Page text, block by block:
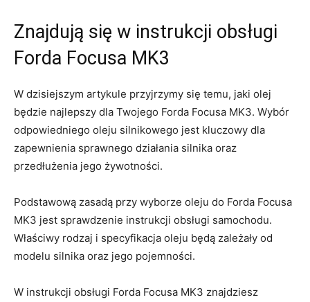
Znajdują się w instrukcji obsługi
Forda Focusa MK3
W ​dzisiejszym artykule ⁣przyjrzymy się temu, jaki olej
będzie najlepszy dla Twojego‌ Forda Focusa MK3. Wybór
odpowiedniego ⁤oleju silnikowego jest kluczowy dla
zapewnienia sprawnego działania ​silnika oraz
przedłużenia jego żywotności.
Podstawową zasadą przy​ wyborze oleju do Forda Focusa
MK3 jest ⁣sprawdzenie instrukcji ⁢obsługi ⁣samochodu.⁣
Właściwy rodzaj i specyfikacja oleju będą zależały‍ od
modelu silnika oraz jego pojemności.
W instrukcji obsługi Forda‍ Focusa MK3 znajdziesz